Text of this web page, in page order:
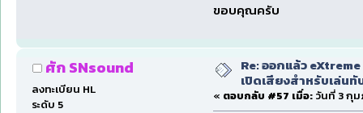
ขอบคุณครับ
ศัก SNsound
ลงทะเบียน HL
ระดับ 5
Re: ออกแล้ว
เปิดเสียงสำหรับเล่น
« ตอบกลับ #57 เมื่อ: วันที่ 3 กุ